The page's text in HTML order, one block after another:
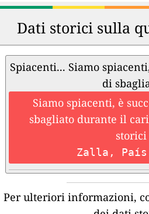
Dati storici sulla
Spiacenti... Siamo
di
Siamo spiacenti, è
sbagliato durante il
storici
Zalla, País
Per ulteriori informazioni,